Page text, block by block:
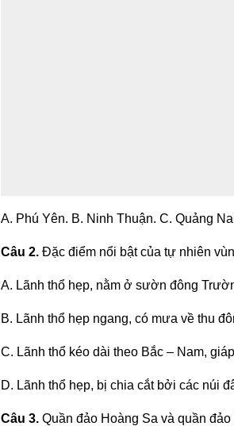
A. Phú Yên. B. Ninh Thuận. C. Quảng
Câu 2. Đặc điểm nổi bật của tự nhiên
A. Lãnh thổ hẹp, nằm ở sườn đông
B. Lãnh thổ hẹp ngang, có mưa về thu
C. Lãnh thổ kéo dài theo Bắc – Nam,
D. Lãnh thổ hẹp, bị chia cắt bởi các núi
Câu 3. Quần đảo Hoàng Sa và quần